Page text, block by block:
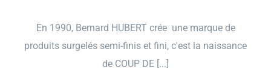
En 1990, Bernard HUBERT crée une marque de
produits surgelés semi-finis et fini, c'est la naissance
de COUP DE [...]